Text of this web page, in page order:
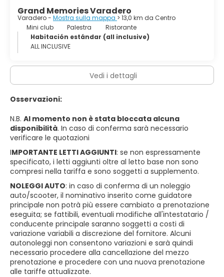
Grand Memories Varadero
Varadero - Mostra sulla mappa > 13,0 km da Centro
Mini club
Palestra
Ristorante
Habitación estándar (all inclusive)
ALL INCLUSIVE
Vedi i dettagli
Osservazioni:
N.B. Al momento non è stata bloccata alcuna
disponibilità. In caso di conferma sarà necessario
verificare le quotazioni
IMPORTANTE LETTI AGGIUNTI: se non espressamente
specificato, i letti aggiunti oltre al letto base non sono
compresi nella tariffa e sono soggetti a supplemento.
NOLEGGI AUTO: in caso di conferma di un noleggio
auto/scooter, il nominativo inserito come guidatore
principale non potrà più essere cambiato a prenotazione
eseguita; se fattibili, eventuali modifiche all'intestatario /
conducente principale saranno soggetti a costi di
variazione variabili a discrezione del fornitore. Alcuni
autonoleggi non consentono variazioni e sarà quindi
necessario procedere alla cancellazione del mezzo
prenotazione e procedere con una nuova prenotazione
alle tariffe attualizzate.